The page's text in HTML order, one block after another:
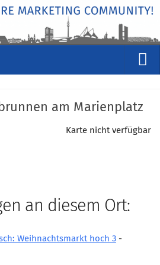
am Marienplatz
Karte nicht verfügbar
an diesem Ort:
Weihnachtsmarkt hoch 3 -